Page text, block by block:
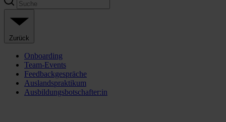
Zurück
Onboarding
Team-Events
Feedbackgespräche
Auslandspraktikum
Ausbildungsbotschafter:in